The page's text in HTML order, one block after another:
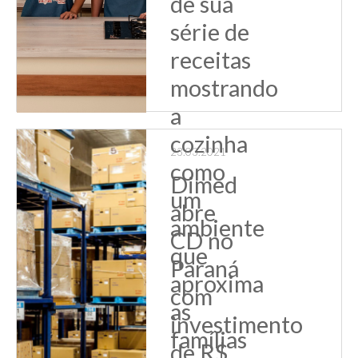
série de
receitas
mostrando
a
cozinha
como
um
ambiente
que
aproxima
as
famílias
23.03.2021
Dimed
abre
CD no
Paraná
com
investimento
de R$